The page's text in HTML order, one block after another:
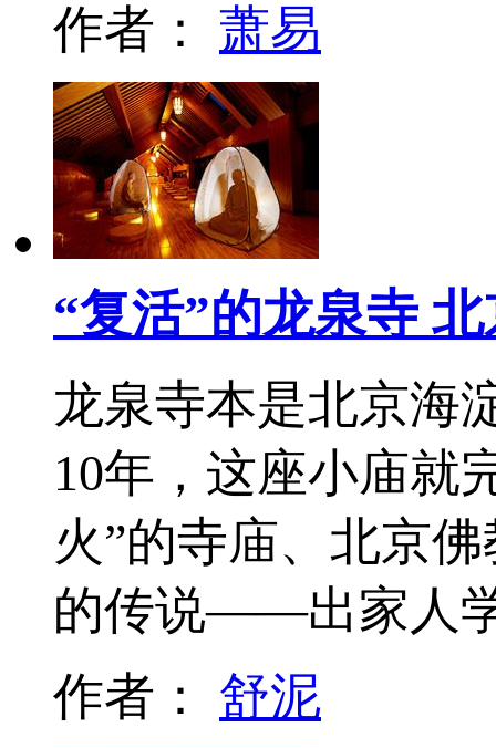
作者： 萧易
“复活”的龙泉寺
龙泉寺本是北京海
10年，这座小庙就
火”的寺庙、北京
的传说——出家人
作者： 舒泥